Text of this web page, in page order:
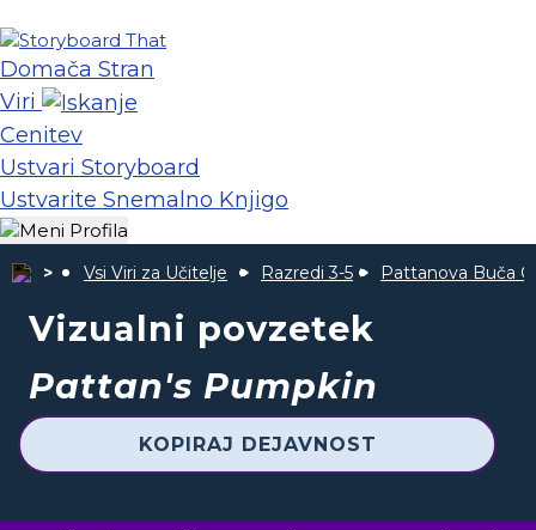
Domača Stran
Viri
Cenitev
Ustvari Storyboard
Ustvarite Snemalno Knjigo
Vsi Viri za Učitelje Razredi 3-5 Pattanova Buča
Vizualni povzetek
Pattan's Pumpkin
KOPIRAJ DEJAVNOST